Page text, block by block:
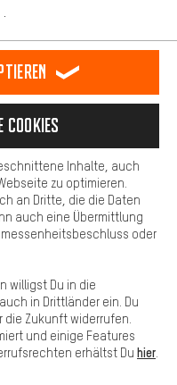
ES français
FR
Affiliateprogramm
Geschäftsbedingungen
Kontrast ändern
exkl. MwSt zuzüglich
nachUSA.
Mit Komfort-Cookies
Media Plattformen her. So
und Informationen zur
die Möglichkeit zusätzliche
die richtigen Produkte zu
Chat-Funktion an, damit
werden können.
Du unsere Webseite
Cookies
Inhalte, auch
zu optimieren.
an Dritte, die die Daten
auch eine Übermittlung
oder
willigst Du in die
in Drittländer ein. Du
Zukunft widerrufen.
und einige Features
erhältst Du hier